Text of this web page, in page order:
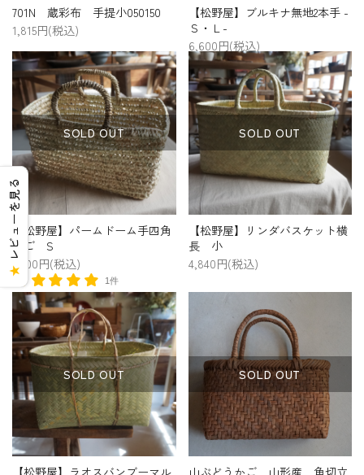
701N 蔵彩布 手提小050150
1,815円(税込)
【松野屋】ブルキナ無地2本手 -
Ｓ・Ｌ-
6,600円(税込)
SOLD OUT
【松野屋】パームドーム手四角
かご S
5,500円(税込)
1件
SOLD OUT
【松野屋】リンダバスケット横
長 小
4,840円(税込)
SOLD OUT
【松野屋】ラオスバンブーマル
SOLD OUT
山ぶどうかご 山形産 角切立
★
レビューを見る